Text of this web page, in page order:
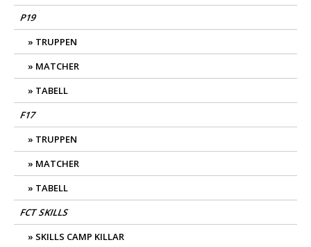
P19
TRUPPEN
MATCHER
TABELL
F17
TRUPPEN
MATCHER
TABELL
FCT SKILLS
SKILLS CAMP KILLAR